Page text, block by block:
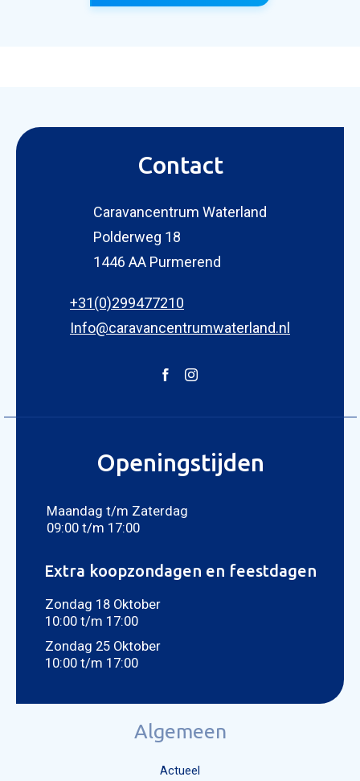
Contact
Caravancentrum Waterland
Polderweg 18
1446 AA Purmerend
+31(0)299477210
Info@caravancentrumwaterland.nl
Openingstijden
Maandag t/m Zaterdag
09:00 t/m 17:00
Extra koopzondagen en feestdagen
Zondag 18 Oktober
10:00 t/m 17:00
Zondag 25 Oktober
10:00 t/m 17:00
Algemeen
Actueel